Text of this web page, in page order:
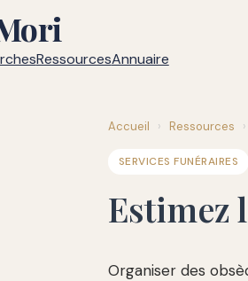
RessourcesAnnuaire
Accueil › Ressources ›
SERVICES FUNÉRAIRES
Estimez
Organiser des